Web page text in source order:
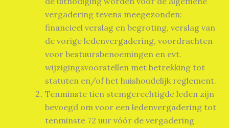
vergadering tevens meegezonden:
financieel verslag en begroting, verslag van
de vorige ledenvergadering, voordrachten
voor bestuursbenoemingen en evt.
wijzigingsvoorstellen met betrekking tot
statuten en/of het huishoudelijk reglement.
Tenminste tien stemgerechtigde leden zijn
bevoegd om voor een ledenvergadering tot
tenminste 72 uur vóór de vergadering